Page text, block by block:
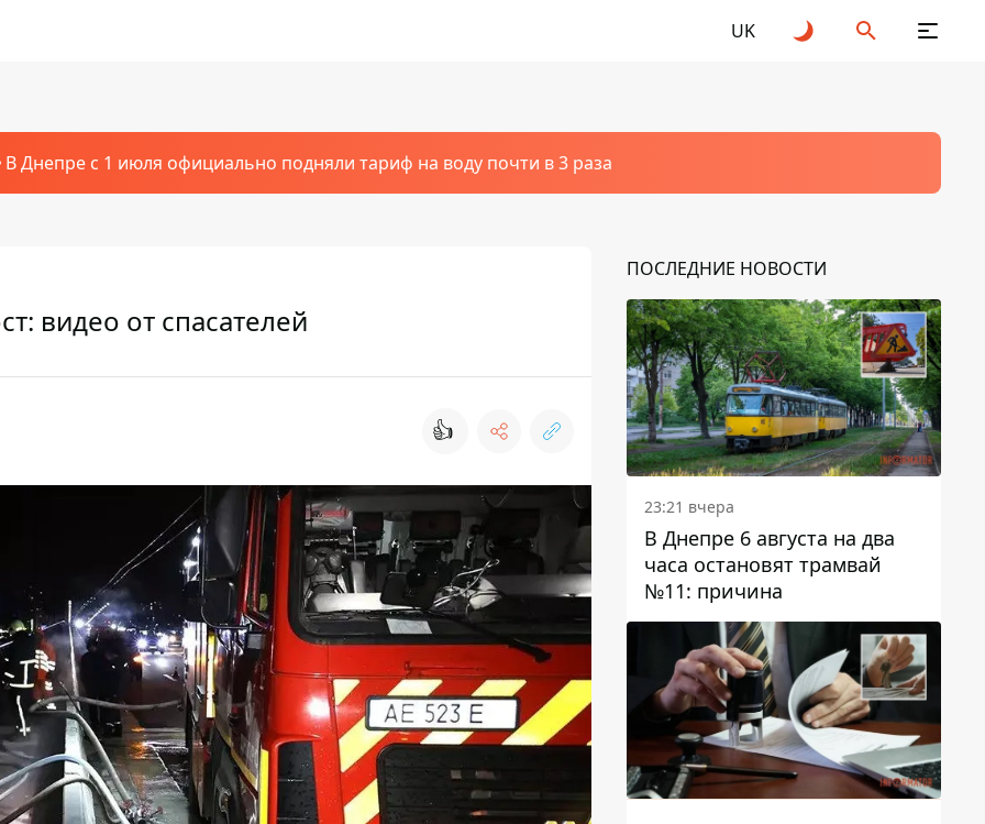
UK
В Днепре с 1 июля официально подняли тариф на воду почти в 3 раза
видео от спасателей
👍
ПОСЛЕДНИЕ НОВОСТИ
23:21 вчера
В Днепре 6 августа на два
часа остановят трамвай
№11: причина